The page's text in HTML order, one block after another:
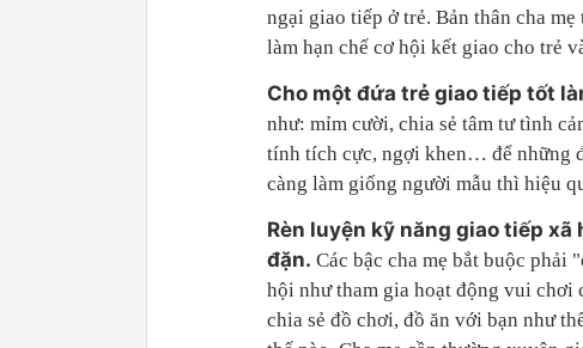
ngại giao tiếp ở trẻ. Bản thân cha
làm hạn chế cơ hội kết giao cho trẻ
Cho một đứa trẻ giao tiếp tốt
như: mỉm cười, chia sẻ tâm tư tình
tính tích cực, ngợi khen… để những
càng làm giống người mẫu thì hiệu
Rèn luyện kỹ năng giao tiếp
đặn. Các bậc cha mẹ bắt buộc phải
hội như tham gia hoạt động vui chơi
chia sẻ đồ chơi, đồ ăn với bạn như